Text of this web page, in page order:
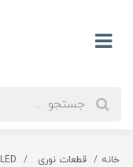
خانه قطعات نوری LED ( ال ای دی )